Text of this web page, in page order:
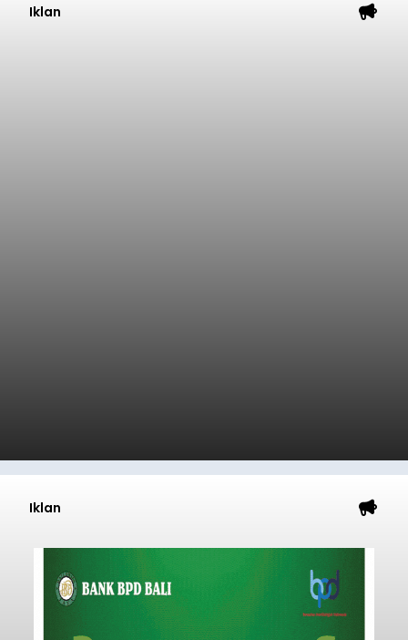
Iklan
Iklan